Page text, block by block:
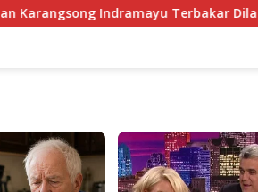
Terbakar Dilalap Si Jago Merah